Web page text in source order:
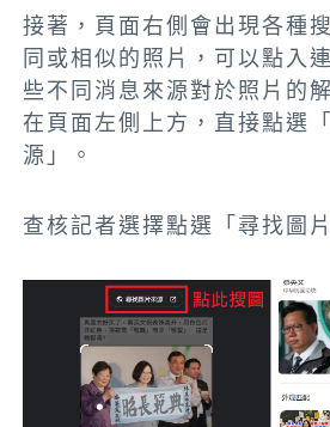
接著，頁面右側會出現各種
同或相似的照片，可以點入
些不同消息來源對於照片的
在頁面左側上方，直接點選
源」。
查核記者選擇點選「尋找圖